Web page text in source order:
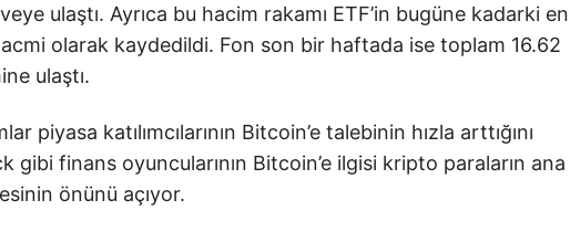
ulaştı. Ayrıca bu hacim rakamı ETF’in bugüne kadarki en
olarak kaydedildi. Fon son bir haftada ise toplam 16.62
ulaştı.
piyasa katılımcılarının Bitcoin’e talebinin hızla arttığını
gibi finans oyuncularının Bitcoin’e ilgisi kripto paraların ana
önünü açıyor.